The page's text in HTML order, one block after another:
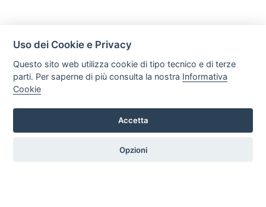
Tel. +39 3505286617 Email: crsradiatori@gmail.com P.iva:
Uso dei Cookie e Privacy
Questo sito web utilizza cookie di tipo tecnico e di terze
parti. Per saperne di più consulta la nostra Informativa
Cookie
Accetta
Opzioni